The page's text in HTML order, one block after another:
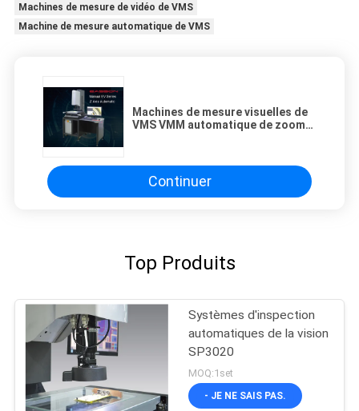
Machines de mesure de vidéo de VMS
Machine de mesure automatique de VMS
Machines de mesure visuelles de
VMS VMM automatique de zoom
Continuer
Top Produits
Systèmes d'inspection
automatiques de la vision
SP3020
MOQ:1set
- JE NE SAIS PAS.